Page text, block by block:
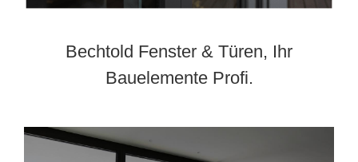
Bechtold Fenster & Türen, Ihr
Bauelemente Profi.